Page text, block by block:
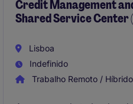
Credit Management
Shared Service Center
Lisboa
Indefinido
Trabalho Remoto / Híbrido